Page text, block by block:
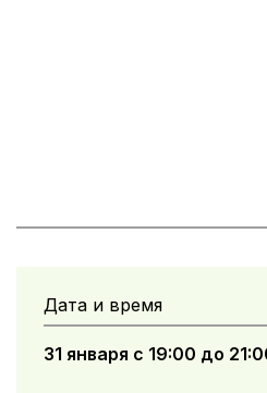
Дата и время
31 января с 19:00 до